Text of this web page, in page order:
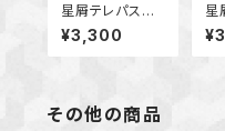
星屑テレパス
ビジュアルアート
ボード Ver.A
¥3,300
星
ビ
ボ
その他の商品